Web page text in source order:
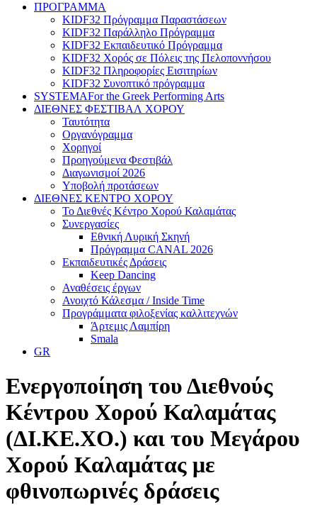
ΠΡΟΓΡΑΜΜΑ
KIDF32 Πρόγραμμα Παραστάσεων
KIDF32 Παράλληλο Πρόγραμμα
KIDF32 Εκπαιδευτικό Πρόγραμμα
KIDF32 Χορός σε Πόλεις της Πελοποννήσου
KIDF32 Πληροφορίες Εισιτηρίων
KIDF32 Συνοπτικό πρόγραμμα
SYSTEMAFor the Greek Performing Arts
ΔΙΕΘΝΕΣ ΦΕΣΤΙΒΑΛ ΧΟΡΟΥ
Ταυτότητα
Οργανόγραμμα
Χορηγοί
Προηγούμενα Φεστιβάλ
Διαγωνισμοί 2026
Υποβολή προτάσεων
ΔΙΕΘΝΕΣ ΚΕΝΤΡΟ ΧΟΡΟΥ
Το Διεθνές Κέντρο Χορού Καλαμάτας
Συνεργασίες
Εθνική Λυρική Σκηνή
Πρόγραμμα CANAL 2026
Εκπαιδευτικές Δράσεις
Keep Dancing
Αναθέσεις έργων
Ανοιχτό Κάλεσμα / Inside Time
Προγράμματα φιλοξενίας καλλιτεχνών
Άρτεμις Λαμπίρη
Smala
GR
Ενεργοποίηση του Διεθνούς
Κέντρου Χορού Καλαμάτας
(ΔΙ.ΚΕ.ΧΟ.) και του Μεγάρου
Χορού Καλαμάτας με
φθινοπωρινές δράσεις